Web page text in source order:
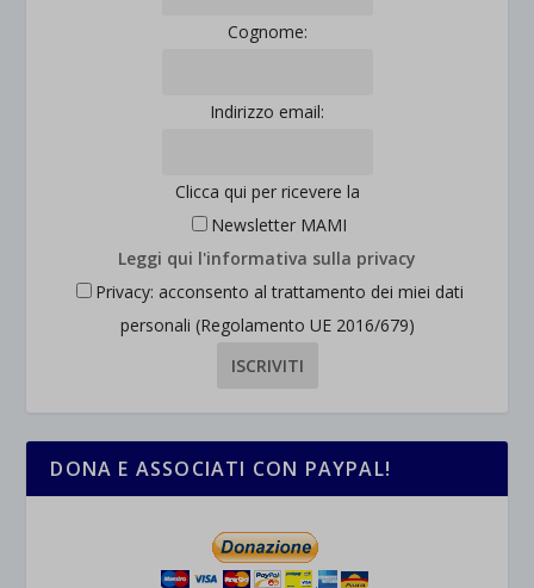
Cognome:
Indirizzo email:
Clicca qui per ricevere la
Newsletter MAMI
Leggi qui l'informativa sulla privacy
Privacy: acconsento al trattamento dei miei dati
personali (Regolamento UE 2016/679)
DONA E ASSOCIATI CON PAYPAL!